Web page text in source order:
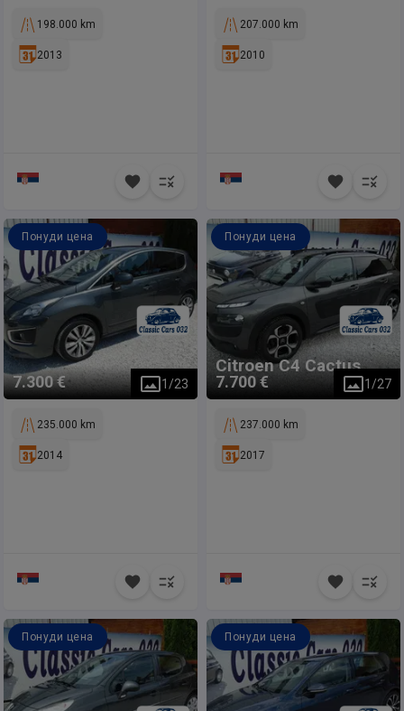
198.000 km
2013
207.000 km
2010
7.300 €
Понуди цена
1 /23
235.000 km
2014
Citroen C4 Cactus
7.700 €
Понуди цена
1 /27
237.000 km
2017
Понуди цена Понуди цена